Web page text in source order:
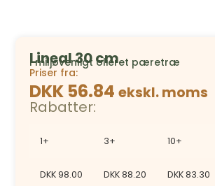
Lineal 30 cm
I miljøvenligt olieret pæretræ
Priser fra:
DKK 56.84ekskl. moms
Rabatter:
1+ 3+ 10+
DKK98.00 DKK88.20 DKK83.30